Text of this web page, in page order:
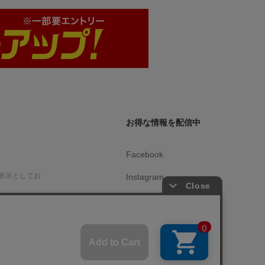
示としてお
お得な情報を配信中
Facebook
Instagram